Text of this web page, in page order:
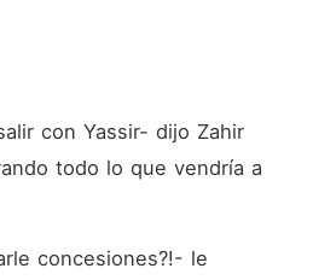
con Yassir- dijo Zahir
todo lo que vendría a
concesiones?!- le